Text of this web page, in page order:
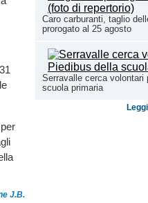
Caro carburanti, taglio
prorogato al 25 agosto
Serravalle cerca volontari
scuola primaria
J.B.